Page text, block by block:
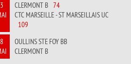
3
CLERMONT B 74
CTC MARSEILLE - ST MARSEILLAIS UC
109
8
OULLINS STE FOY BB
CLERMONT B